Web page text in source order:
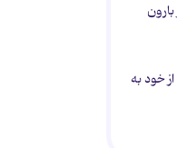
از خود به